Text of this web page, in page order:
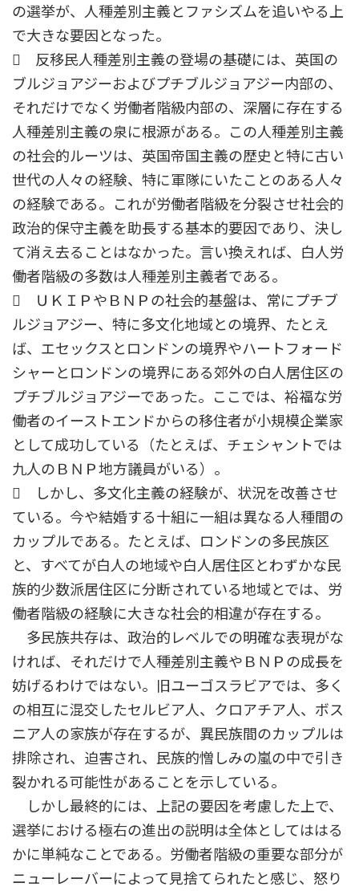
の選挙が、人種差別主義とファシズムを追いやる上
で大きな要因となった。
 反移民人種差別主義の登場の基礎には、英国の
ブルジョアジーおよびプチブルジョアジー内部の、
それだけでなく労働者階級内部の、深層に存在する
人種差別主義の泉に根源がある。この人種差別主義
の社会的ルーツは、英国帝国主義の歴史と特に古い
世代の人々の経験、特に軍隊にいたことのある人々
の経験である。これが労働者階級を分裂させ社会的
政治的保守主義を助長する基本的要因であり、決し
て消え去ることはなかった。言い換えれば、白人労
働者階級の多数は人種差別主義者である。
 ＵＫＩＰやＢＮＰの社会的基盤は、常にプチブ
ルジョアジー、特に多文化地域との境界、たとえ
ば、エセックスとロンドンの境界やハートフォード
シャーとロンドンの境界にある郊外の白人居住区の
プチブルジョアジーであった。ここでは、裕福な労
働者のイーストエンドからの移住者が小規模企業家
として成功している（たとえば、チェシャントでは
九人のＢＮＰ地方議員がいる）。
 しかし、多文化主義の経験が、状況を改善させ
ている。今や結婚する十組に一組は異なる人種間の
カップルである。たとえば、ロンドンの多民族区
と、すべてが白人の地域や白人居住区とわずかな民
族的少数派居住区に分断されている地域とでは、労
働者階級の経験に大きな社会的相違が存在する。
多民族共存は、政治的レベルでの明確な表現がな
ければ、それだけで人種差別主義やＢＮＰの成長を
妨げるわけではない。旧ユーゴスラビアでは、多く
の相互に混交したセルビア人、クロアチア人、ボス
ニア人の家族が存在するが、異民族間のカップルは
排除され、迫害され、民族的憎しみの嵐の中で引き
裂かれる可能性があることを示している。
しかし最終的には、上記の要因を考慮した上で、
選挙における極右の進出の説明は全体としてははる
かに単純なことである。労働者階級の重要な部分が
ニューレーバーによって見捨てられたと感じ、怒り